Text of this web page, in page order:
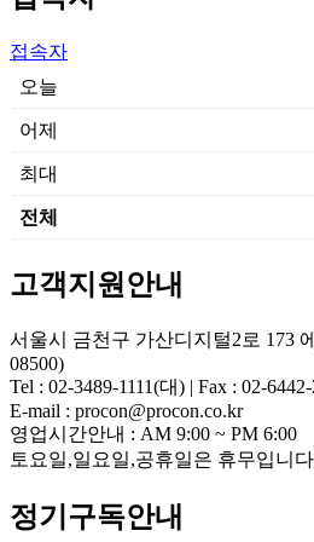
접속자
오늘
어제
최대
전체
고객지원안내
서울시 금천구 가산디지털2로 173
08500)
Tel : 02-3489-1111(대) | Fax : 02-
E-mail : procon@procon.co.kr
영업시간안내 : AM 9:00 ~ PM 6:00
토요일,일요일,공휴일은 휴무입니
정기구독안내